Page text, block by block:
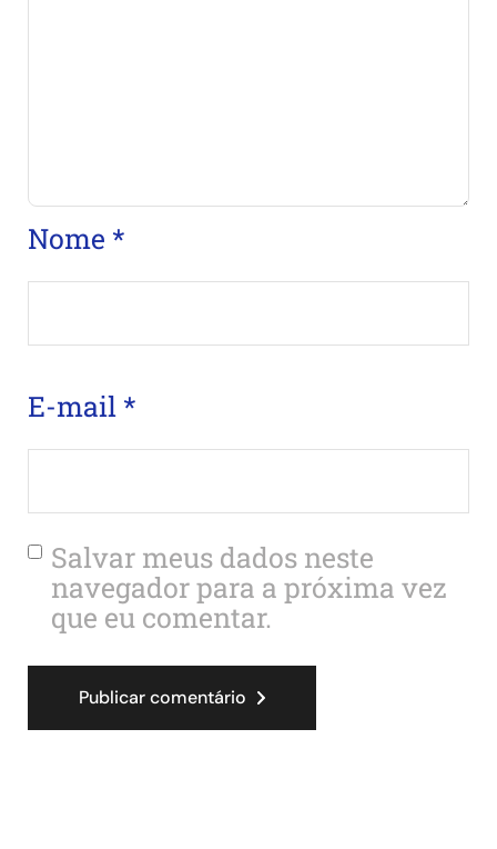
Nome *
E-mail *
Salvar meus dados neste
navegador para a próxima vez
que eu comentar.
Publicar comentário